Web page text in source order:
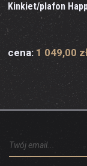
Kinkiet/plafon
cena: 1 049,00